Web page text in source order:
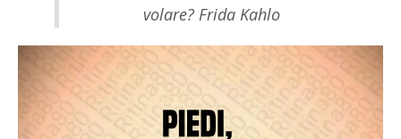
volare? Frida Kahlo